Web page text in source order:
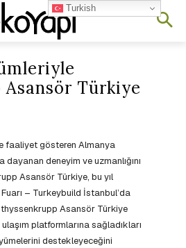
Türkiye
faaliyet gösteren Almanya
deneyim ve uzmanlığını
Asansör Türkiye, bu yıl
Fuarı – Turkeybuild İstanbul’da
thyssenkrupp Asansör Türkiye
ulaşım platformlarına sağladıkları
destekleyeceğini
Turkish